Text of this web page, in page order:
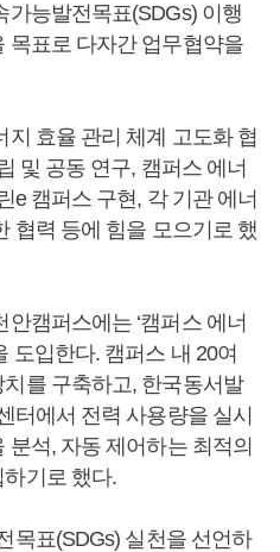
가능발전목표(SDGs) 이행
목표로 다자간 업무협약을
지 효율 관리 체계 고도화 협
및 공동 연구, 캠퍼스 에너
e 캠퍼스 구현, 각 기관 에너
협력 등에 힘을 모으기로 했
캠퍼스에는 ‘캠퍼스 에너
도입한다. 캠퍼스 내 20여
를 구축하고, 한국동서발
터에서 전력 사용량을 실시
석, 자동 제어하는 최적의
기로 했다.
목표(SDGs) 실천을 선언하